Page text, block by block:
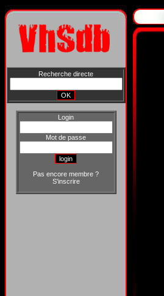
Recherche directe
Login
Mot de passe
Pas encore membre ?
S'inscrire